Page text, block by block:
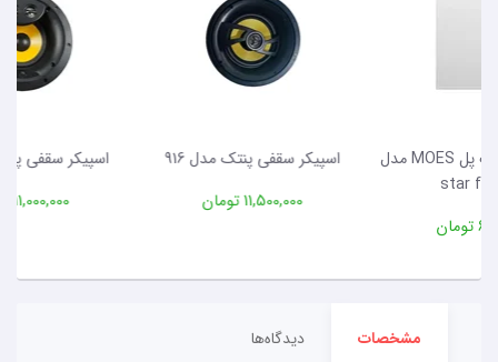
اسپیکر سقفی پنتک مدل 916
اسپیکر سقفی پنتک مدل 926
مشخصات دیدگاه‌ها